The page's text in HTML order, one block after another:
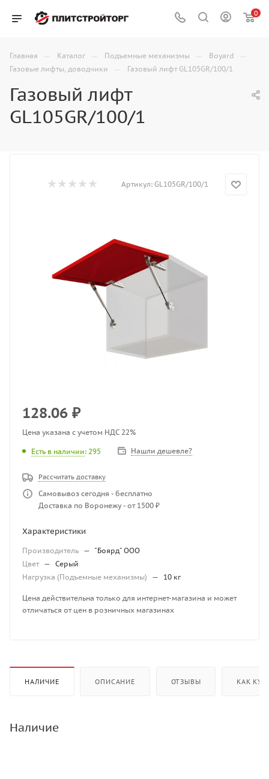
0
Главная — Каталог — Подъемные механизмы — Boyard —
Газовые лифты, доводчики — Газовый лифт GL105GR/100/1
Газовый лифт
GL105GR/100/1
Артикул: GL105GR/100/1
128.06 ₽
Цена указана с учетом НДС 22%
Есть в наличии: 295 Нашли дешевле?
Рассчитать доставку
Самовывоз сегодня - бесплатно
Доставка по Воронежу - от 1500 ₽
Характеристики
Производитель — "Боярд" ООО
Цвет — Серый
Нагрузка (Подъемные механизмы)
— 10 кг
Цена действительна только для интернет-магазина и может
отличаться от цен в розничных магазинах
НАЛИЧИЕ ОПИСАНИЕ ОТЗЫВЫ КАК
Наличие